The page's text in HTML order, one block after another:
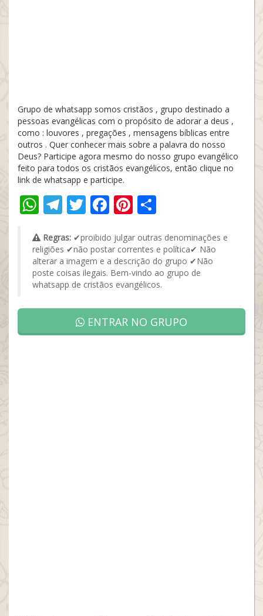
Grupo de whatsapp somos cristãos , grupo destinado a
pessoas evangélicas com o propósito de adorar a deus ,
como : louvores , pregações , mensagens bíblicas entre
outros . Quer conhecer mais sobre a palavra do nosso
Deus? Participe agora mesmo do nosso grupo evangélico
feito para todos os cristãos evangélicos, então clique no
link de whatsapp e participe.
WhatsApp
Telegram
Twitter
Facebook
Pinterest
Regras: ✔proibido julgar outras denominações e
religiões ✔não postar correntes e política✔ Não
alterar a imagem e a descrição do grupo ✔Não
poste coisas ilegais. Bem-vindo ao grupo de
whatsapp de cristãos evangélicos.
ENTRAR NO GRUPO